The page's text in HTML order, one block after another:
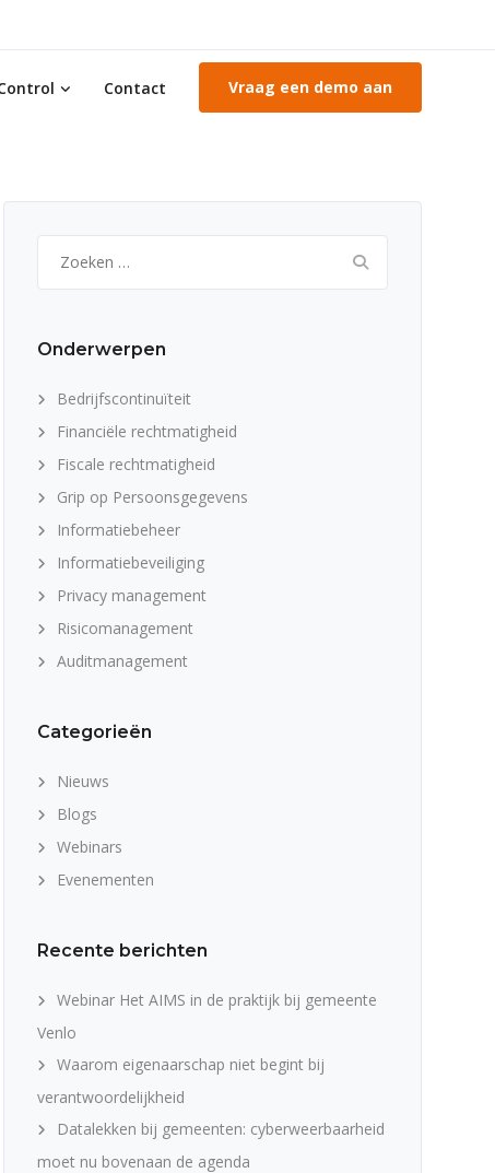
Contact Vraag een demo aan
naar:
Onderwerpen
Bedrijfscontinuïteit
Financiële rechtmatigheid
Fiscale rechtmatigheid
Grip op Persoonsgegevens
Informatiebeheer
Informatiebeveiliging
Privacy management
Risicomanagement
Auditmanagement
Categorieën
Nieuws
Blogs
Webinars
Evenementen
Recente berichten
Webinar Het AIMS in de praktijk bij gemeente
Venlo
Waarom eigenaarschap niet begint bij
verantwoordelijkheid
Datalekken bij gemeenten: cyberweerbaarheid
moet nu bovenaan de agenda